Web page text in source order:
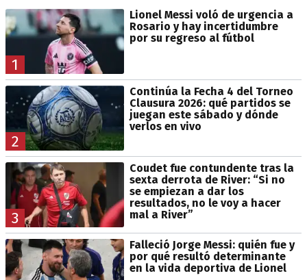
1
Lionel Messi voló de urgencia a
Rosario y hay incertidumbre
por su regreso al fútbol
2
Continúa la Fecha 4 del Torneo
Clausura 2026: qué partidos se
juegan este sábado y dónde
verlos en vivo
3
Coudet fue contundente tras la
sexta derrota de River: “Si no
se empiezan a dar los
resultados, no le voy a hacer
mal a River”
Falleció Jorge Messi: quién fue y
por qué resultó determinante
en la vida deportiva de Lionel